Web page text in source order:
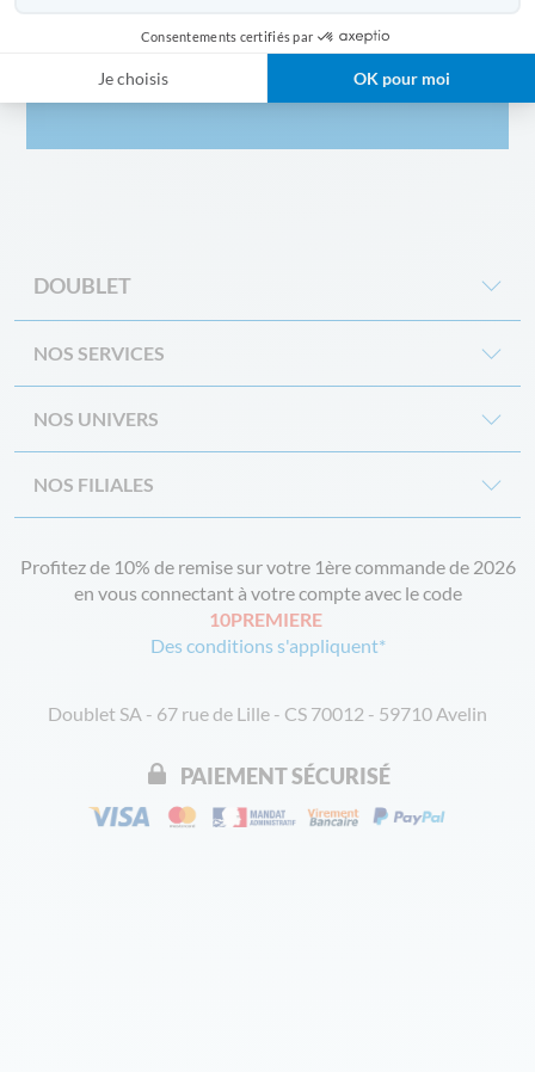
Consentements certifiés par
Je choisis OK pour moi
Inscription à la newsletter
DOUBLET
NOS SERVICES
NOS UNIVERS
NOS FILIALES
Profitez de 10% de remise sur votre 1ère commande de 2026
en vous connectant à votre compte avec le code
10PREMIERE
Des conditions s'appliquent*
Doublet SA - 67 rue de Lille - CS 70012 - 59710 Avelin
PAIEMENT SÉCURISÉ